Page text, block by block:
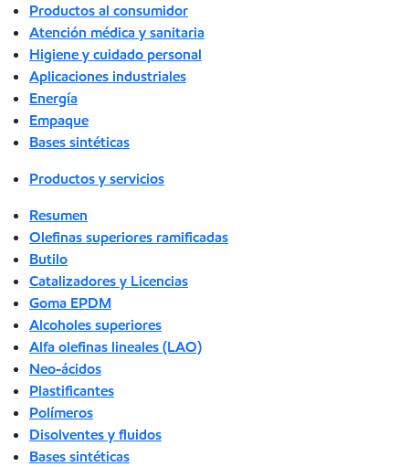
Productos al consumidor
Atención médica y sanitaria
Higiene y cuidado personal
Aplicaciones industriales
Energía
Empaque
Bases sintéticas
Productos y servicios
Resumen
Olefinas superiores ramificadas
Butilo
Catalizadores y Licencias
Goma EPDM
Alcoholes superiores
Alfa olefinas lineales (LAO)
Neo-ácidos
Plastificantes
Polímeros
Disolventes y fluidos
Bases sintéticas